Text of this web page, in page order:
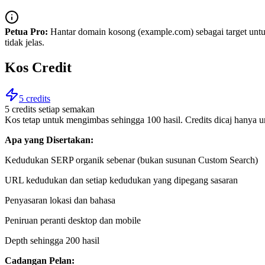
Petua Pro: Hantar domain kosong (example.com) sebagai target
tidak jelas.
Kos Credit
5 credits
5 credits setiap semakan
Kos tetap untuk mengimbas sehingga 100 hasil. Credits dicaj hanya
Apa yang Disertakan:
Kedudukan SERP organik sebenar (bukan susunan Custom Search)
URL kedudukan dan setiap kedudukan yang dipegang sasaran
Penyasaran lokasi dan bahasa
Peniruan peranti desktop dan mobile
Depth sehingga 200 hasil
Cadangan Pelan: